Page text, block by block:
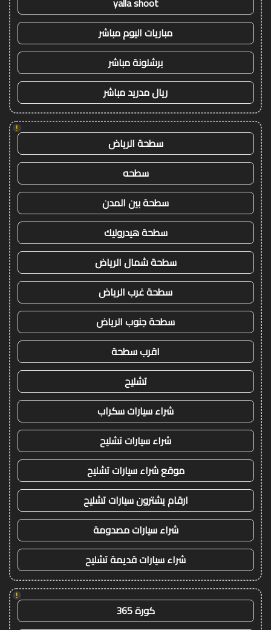
مباريات اليوم مباشر
برشلونة مباشر
ريال مدريد مباشر
!
سطحة الرياض
سطحه
سطحة بين المدن
سطحة هيدروليك
سطحة شمال الرياض
سطحة غرب الرياض
سطحة جنوب الرياض
اقرب سطحة
تشليح
شراء سيارات سكراب
شراء سيارات تشليح
موقع شراء سيارات تشليح
ارقام يشترون سيارات تشليح
شراء سيارات مصدومة
شراء سيارات قديمة تشليح
!
كورة 365